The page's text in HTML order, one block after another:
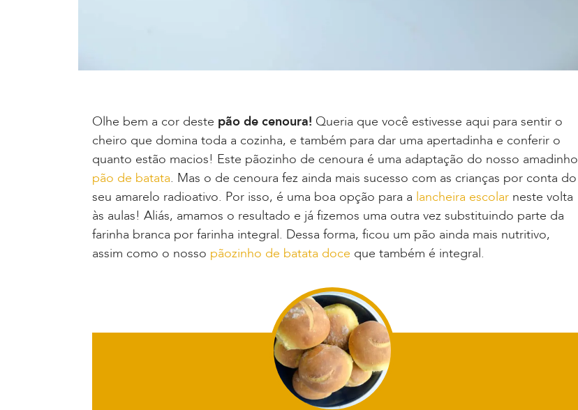
Olhe bem a cor deste pão de cenoura! Queria que você estivesse aqui para sentir o
cheiro que domina toda a cozinha, e também para dar uma apertadinha e conferir o
quanto estão macios! Este pãozinho de cenoura é uma adaptação do nosso amadinho
pão de batata. Mas o de cenoura fez ainda mais sucesso com as crianças por conta do
seu amarelo radioativo. Por isso, é uma boa opção para a lancheira escolar neste volta
às aulas! Aliás, amamos o resultado e já fizemos uma outra vez substituindo parte da
farinha branca por farinha integral. Dessa forma, ficou um pão ainda mais nutritivo,
assim como o nosso pãozinho de batata doce que também é integral.